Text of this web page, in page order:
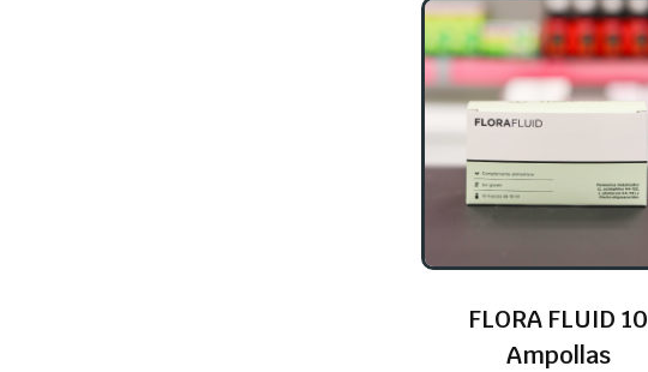
FLORA FLUID 10
Ampollas